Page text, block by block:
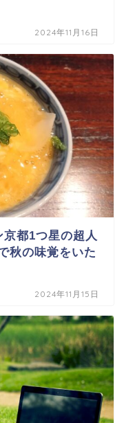
2024年11月16日
都1つ星の超人
秋の味覚をいた
2024年11月15日